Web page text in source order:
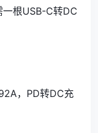
根USB-C转DC
，PD转DC充